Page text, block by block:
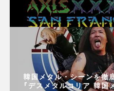
韓国メタル・シーンを徹
『デスメタルコリア 韓国